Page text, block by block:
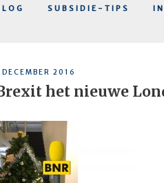
SUBSIDIE-TIPS
2016
het nieuwe